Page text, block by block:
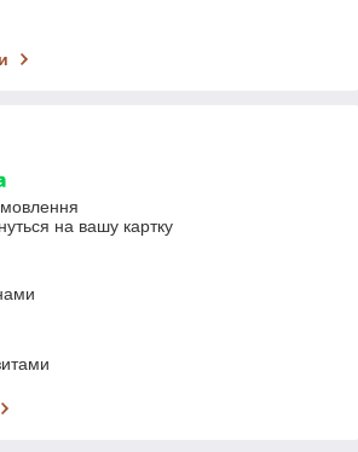
на вашу картку